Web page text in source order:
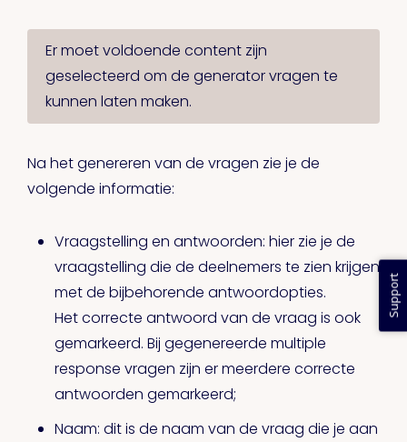
Er moet voldoende content zijn
geselecteerd om de generator vragen te
kunnen laten maken.
Na het genereren van de vragen zie je de
volgende informatie:
Vraagstelling en antwoorden: hier zie je de
vraagstelling die de deelnemers te zien krijgen
met de bijbehorende antwoordopties.
Het correcte antwoord van de vraag is ook
gemarkeerd. Bij gegenereerde multiple
response vragen zijn er meerdere correcte
antwoorden gemarkeerd;
Naam: dit is de naam van de vraag die je aan
Support